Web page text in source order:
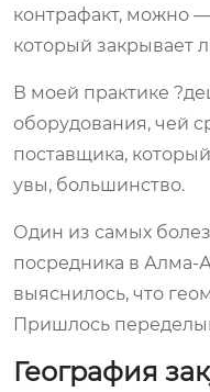
контрафакт, можно
который закрывает
В моей практике
оборудования, чей
поставщика,
увы, большинство.
Один из самых
посредника в Алма-
выяснилось, что
Пришлось
География